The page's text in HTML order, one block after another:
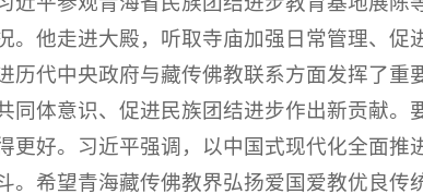
。他走进大殿，听取寺庙加强日常管理、促
历代中央政府与藏传佛教联系方面发挥了重
同体意识、促进民族团结进步作出新贡献。
更好。习近平强调，以中国式现代化全面推
。希望青海藏传佛教界弘扬爱国爱教优良传